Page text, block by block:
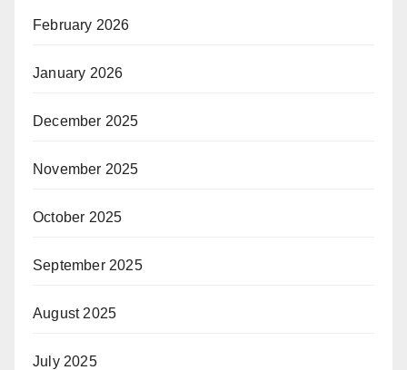
February 2026
January 2026
December 2025
November 2025
October 2025
September 2025
August 2025
July 2025